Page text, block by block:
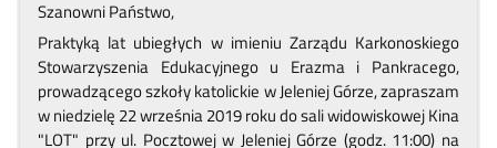
Szanowni Państwo,
Praktyką lat ubiegłych w imieniu Zarządu Karkonoskiego
Stowarzyszenia Edukacyjnego u Erazma i Pankracego,
prowadzącego szkoły katolickie w Jeleniej Górze, zapraszam
w niedzielę 22 września 2019 roku do sali widowiskowej Kina
"LOT" przy ul. Pocztowej w Jeleniej Górze (godz. 11:00) na